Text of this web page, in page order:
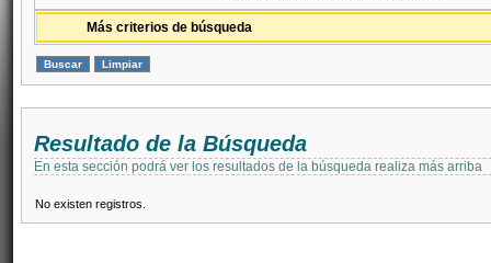
Más criterios de búsqueda
Resultado de la Búsqueda
En esta sección podrá ver los resultados de la búsqueda realiza más arriba
No existen registros.